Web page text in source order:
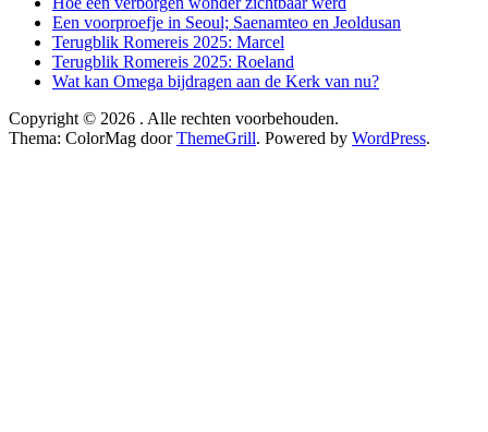
Een voorproefje in Seoul; Saenamteo en Jeoldusan
Terugblik Romereis 2025: Marcel
Terugblik Romereis 2025: Roeland
Wat kan Omega bijdragen aan de Kerk van nu?
Copyright © 2026 . Alle rechten voorbehouden.
Thema: ColorMag doorThemeGrill. Powered by WordPress.